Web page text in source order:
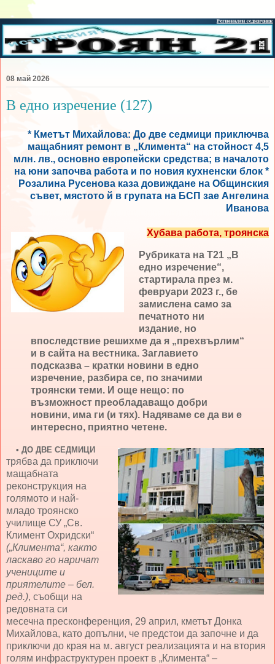
08 май 2026
В едно изречение (127)
* Кметът Михайлова: До две седмици приключва
мащабният ремонт в „Климента“ на стойност 4,5
млн. лв., основно европейски средства; в началото
на юни започва работа и по новия кухненски блок *
Розалина Русенова каза довиждане на Общинския
съвет, мястото й в групата на БСП зае Ангелина
Иванова
Хубава работа, троянска
Рубриката на Т21 „В
едно изречение“,
стартирала през м.
февруари 2023 г., бе
замислена само за
печатното ни
издание, но
впоследствие решихме да я „прехвърлим“
и в сайта на вестника. Заглавието
подсказва – кратки новини в едно
изречение, разбира се, по значими
троянски теми. И още нещо: по
възможност преобладаващо добри
новини, има ги (и тях). Надяваме се да ви е
интересно, приятно четене.
• ДО ДВЕ СЕДМИЦИ
трябва да приключи
мащабната
реконструкция на
голямото и най-
младо троянско
училище СУ „Св.
Климент Охридски“
(„Климента“, както
ласкаво го наричат
учениците и
приятелите – бел.
ред.), съобщи на
редовната си
месечна пресконференция, 29 април, кметът Донка
Михайлова, като допълни, че предстои да започне и да
приключи до края на м. август реализацията и на втория
голям инфраструктурен проект в „Климента“ –